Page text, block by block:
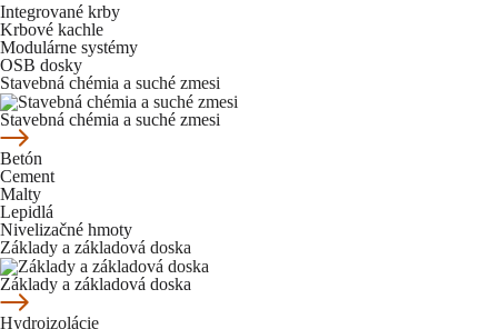
Integrované krby
Krbové kachle
Modulárne systémy
OSB dosky
Stavebná chémia a suché zmesi
Stavebná chémia a suché zmesi
Betón
Cement
Malty
Lepidlá
Nivelizačné hmoty
Základy a základová doska
Základy a základová doska
Hydroizolácie